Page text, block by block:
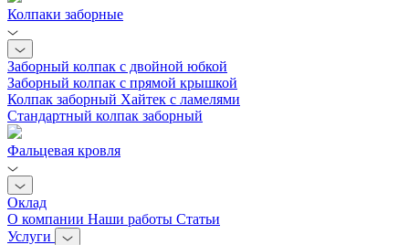
Колпаки заборные
Заборный колпак с двойной юбкой
Заборный колпак с прямой крышкой
Колпак заборный Хайтек с ламелями
Стандартный колпак заборный
Фальцевая кровля
Оклад
О компании Наши работы Статьи
Услуги